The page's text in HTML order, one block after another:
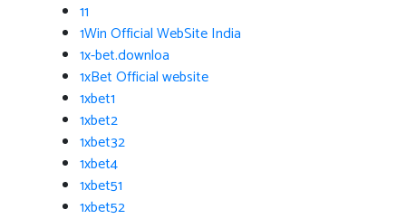
11
1Win Official WebSite India
1x-bet.downloa
1xBet Official website
1xbet1
1xbet2
1xbet32
1xbet4
1xbet51
1xbet52